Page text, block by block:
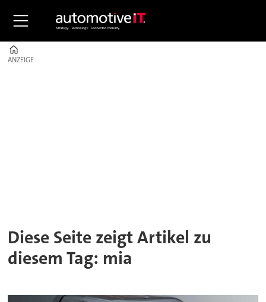
ANZEIGE
ANZEIGE
Diese Seite zeigt Artikel zu
diesem Tag: mia